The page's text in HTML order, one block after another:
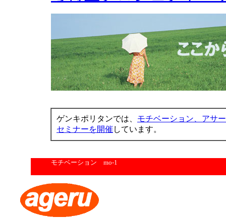
ゲンキポリタンでは、 モチベーション、アサ
セミナーを開催 しています。
モチベーション mo-1